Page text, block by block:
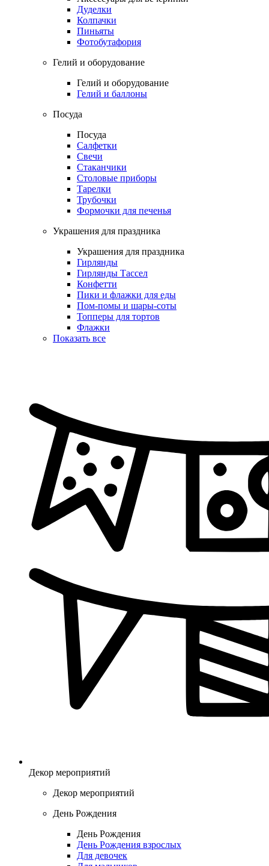
Дуделки
Колпачки
Пиньяты
Фотобутафория
Гелий и оборудование
Гелий и оборудование
Гелий и баллоны
Посуда
Посуда
Салфетки
Свечи
Стаканчики
Столовые приборы
Тарелки
Трубочки
Формочки для печенья
Украшения для праздника
Украшения для праздника
Гирлянды
Гирлянды Тассел
Конфетти
Пики и флажки для еды
Пом-помы и шары-соты
Топперы для тортов
Флажки
Показать все
Декор мероприятий
Декор мероприятий
День Рождения
День Рождения
День Рождения взрослых
Для девочек